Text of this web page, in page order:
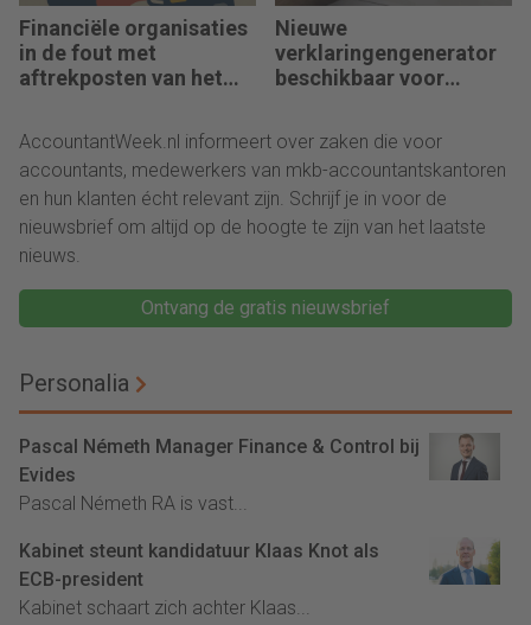
Financiële organisaties
in de fout met
aftrekposten van het
Nieuwe
verklaringengenerator
beschikbaar voor
AccountantWeek.nl informeert over zaken die voor
accountants, medewerkers van mkb-accountantskantoren
en hun klanten écht relevant zijn. Schrijf je in voor de
nieuwsbrief om altijd op de hoogte te zijn van het laatste
nieuws.
Ontvang de gratis nieuwsbrief
Personalia
Pascal Németh Manager Finance & Control bij
Evides
Pascal Németh RA is vast...
Kabinet steunt kandidatuur Klaas Knot als
ECB-president
Kabinet schaart zich achter Klaas...